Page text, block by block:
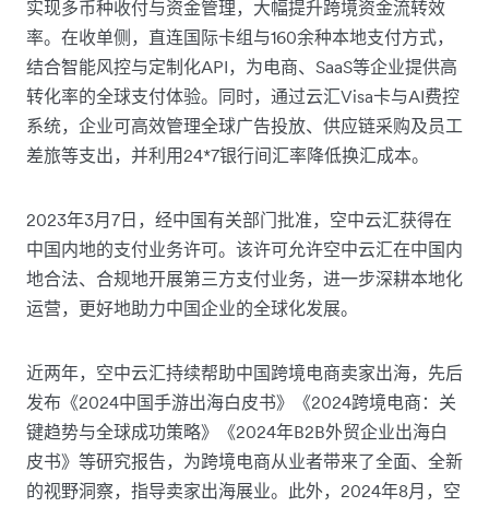
实现多币种收付与资金管理，大幅提升跨境资金流转效
率。在收单侧，直连国际卡组与160余种本地支付方式，
结合智能风控与定制化API，为电商、SaaS等企业提供高
转化率的全球支付体验。同时，通过云汇Visa卡与AI费控
系统，企业可高效管理全球广告投放、供应链采购及员工
差旅等支出，并利用24*7银行间汇率降低换汇成本。
2023年3月7日，经中国有关部门批准，空中云汇获得在
中国内地的支付业务许可。该许可允许空中云汇在中国内
地合法、合规地开展第三方支付业务，进一步深耕本地化
运营，更好地助力中国企业的全球化发展。
近两年，空中云汇持续帮助中国跨境电商卖家出海，先后
发布《2024中国手游出海白皮书》《2024跨境电商：关
键趋势与全球成功策略》《2024年B2B外贸企业出海白
皮书》等研究报告，为跨境电商从业者带来了全面、全新
的视野洞察，指导卖家出海展业。此外，2024年8月，空